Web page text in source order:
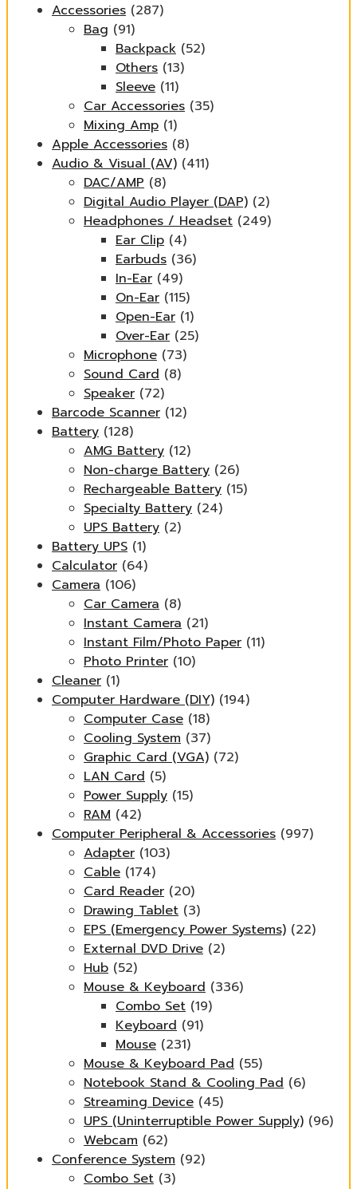
Accessories (287)
Bag (91)
Backpack (52)
Others (13)
Sleeve (11)
Car Accessories (35)
Mixing Amp (1)
Apple Accessories (8)
Audio & Visual (AV) (411)
DAC/AMP (8)
Digital Audio Player (DAP) (2)
Headphones / Headset (249)
Ear Clip (4)
Earbuds (36)
In-Ear (49)
On-Ear (115)
Open-Ear (1)
Over-Ear (25)
Microphone (73)
Sound Card (8)
Speaker (72)
Barcode Scanner (12)
Battery (128)
AMG Battery (12)
Non-charge Battery (26)
Rechargeable Battery (15)
Specialty Battery (24)
UPS Battery (2)
Battery UPS (1)
Calculator (64)
Camera (106)
Car Camera (8)
Instant Camera (21)
Instant Film/Photo Paper (11)
Photo Printer (10)
Cleaner (1)
Computer Hardware (DIY) (194)
Computer Case (18)
Cooling System (37)
Graphic Card (VGA) (72)
LAN Card (5)
Power Supply (15)
RAM (42)
Computer Peripheral & Accessories (997)
Adapter (103)
Cable (174)
Card Reader (20)
Drawing Tablet (3)
EPS (Emergency Power Systems) (22)
External DVD Drive (2)
Hub (52)
Mouse & Keyboard (336)
Combo Set (19)
Keyboard (91)
Mouse (231)
Mouse & Keyboard Pad (55)
Notebook Stand & Cooling Pad (6)
Streaming Device (45)
UPS (Uninterruptible Power Supply) (96)
Webcam (62)
Conference System (92)
Combo Set (3)